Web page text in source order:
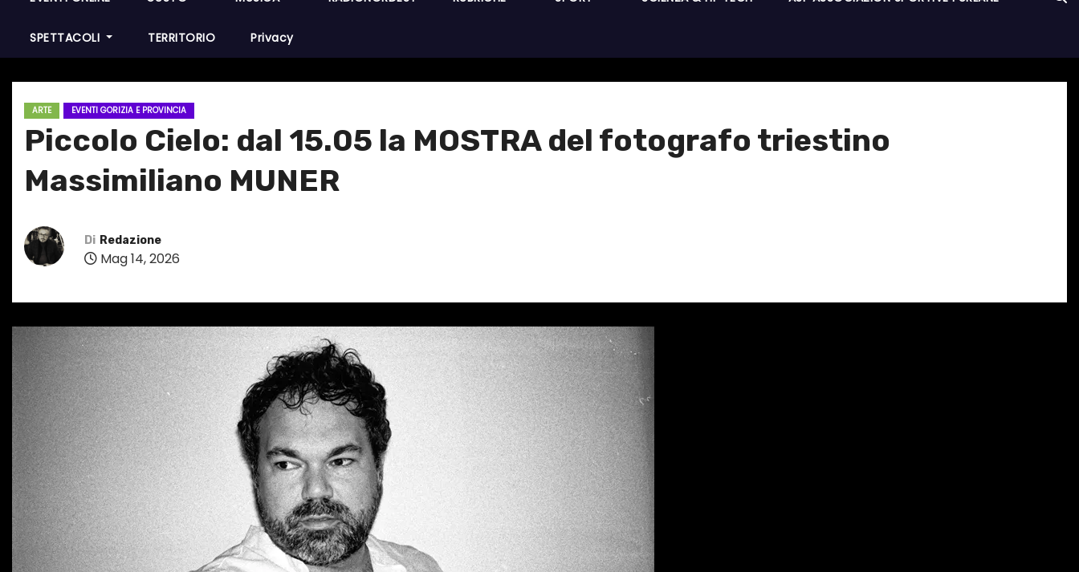
SPETTACOLI TERRITORIO Privacy
ARTE EVENTI GORIZIA E PROVINCIA
Piccolo Cielo: dal 15.05 la MOSTRA del fotografo triestino
Massimiliano MUNER
Di Redazione
Mag 14, 2026